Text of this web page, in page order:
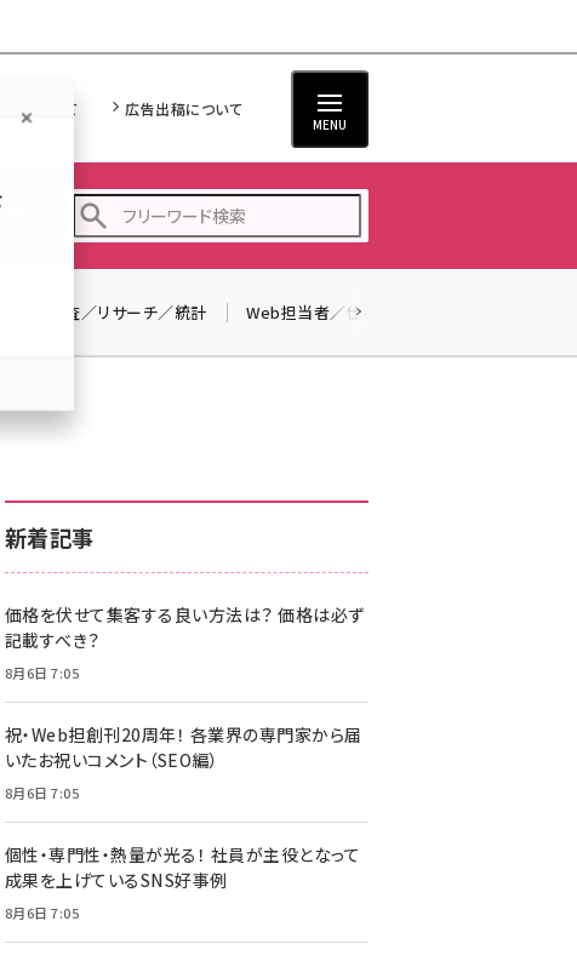
担について 広告出稿について
MENU
z世代 (1622)
meo (1275)
調査／リサーチ／統計 Web担当者／仕事
新着記事
価格を伏せて集客する良い方法は？ 価格は必ず
記載すべき？
8月6日 7:05
祝・Web担創刊20周年！ 各業界の専門家から届
いたお祝いコメント（SEO編）
8月6日 7:05
個性・専門性・熱量が光る！ 社員が主役となって
成果を上げているSNS好事例
8月6日 7:05